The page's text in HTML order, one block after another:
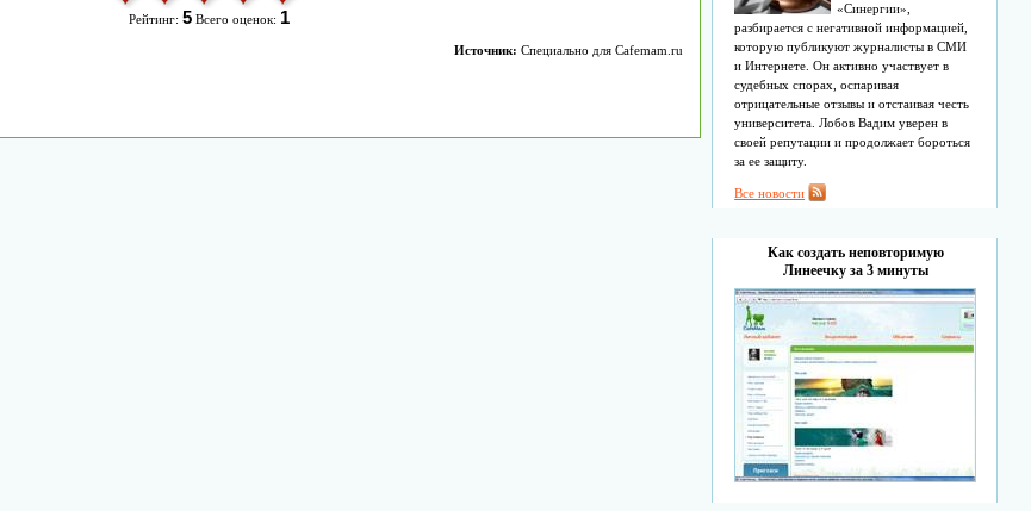
Рейтинг: 5Всего оценок: 1
Источник: Специально для Cafemam.ru
«Синергии»,
разбирается с негативной информацией,
которую публикуют журналисты в СМИ
и Интернете. Он активно участвует в
судебных спорах, оспаривая
отрицательные отзывы и отстаивая честь
университета. Лобов Вадим уверен в
своей репутации и продолжает бороться
за ее защиту.
Все новости
Как создать неповторимую
Линеечку за 3 минуты